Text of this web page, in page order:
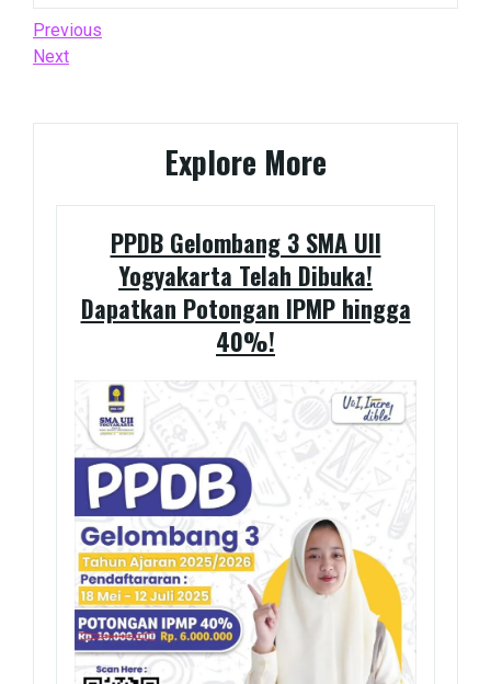
Post
navigation
Previous
Post
Previous
Next
Next
Explore More
PPDB Gelombang 3 SMA UII
Yogyakarta Telah Dibuka!
Dapatkan Potongan IPMP hingga
40%!